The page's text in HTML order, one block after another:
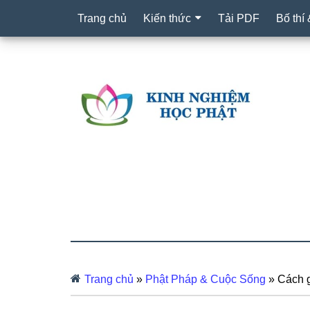
Trang chủ Kiến thức Tải PDF Bố thí
Trang chủ » Phật Pháp & Cuộc Sống » Cách